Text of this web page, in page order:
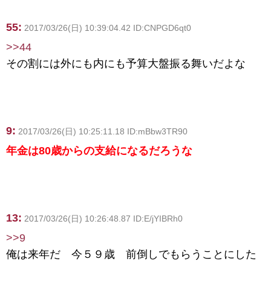
55: 2017/03/26(日) 10:39:04.42 ID:CNPGD6qt0
>>44
その割には外にも内にも予算大盤振る舞いだよな
9: 2017/03/26(日) 10:25:11.18 ID:mBbw3TR90
年金は80歳からの支給になるだろうな
13: 2017/03/26(日) 10:26:48.87 ID:E/jYIBRh0
>>9
俺は来年だ 今５９歳 前倒しでもらうことにした